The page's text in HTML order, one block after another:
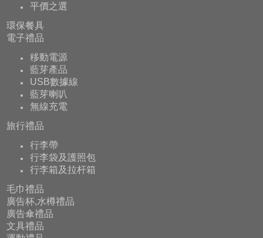
平價之選
環保餐具
電子禮品
移動電源
藍芽產品
USB數據線
藍芽喇叭
無線充電
旅行禮品
行李帶
行李袋及護照包
行李箱及拉杆箱
毛巾禮品
廣告杯,水樽禮品
廣告傘禮品
文具禮品